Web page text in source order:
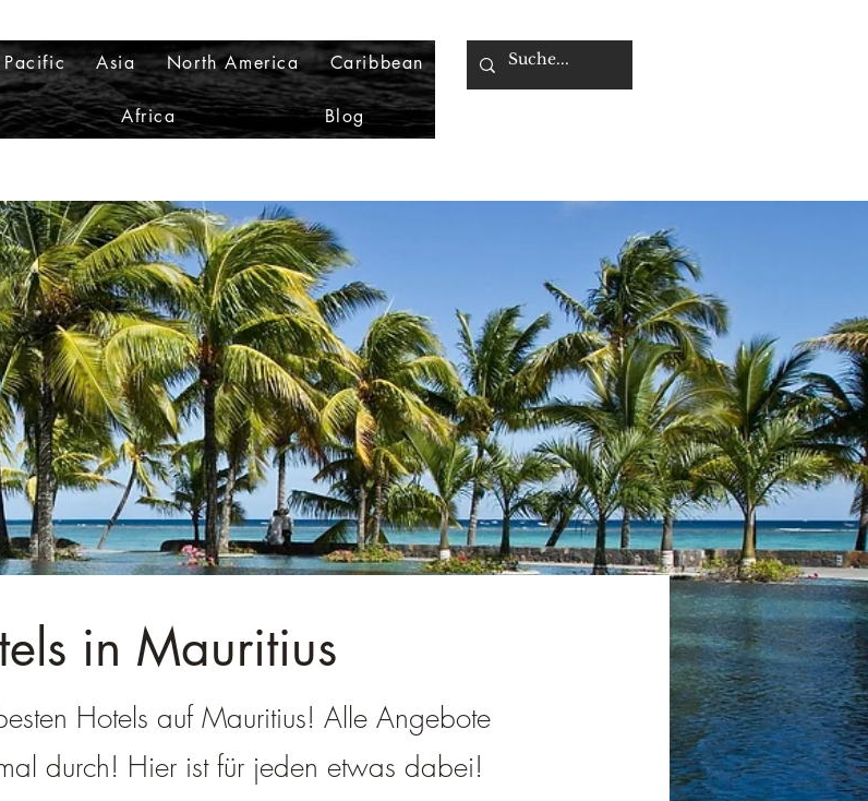
Asia North America Caribbean
Africa Blog
in Mauritius
Hotels auf Mauritius! Alle Angebote
durch! Hier ist für jeden etwas dabei!